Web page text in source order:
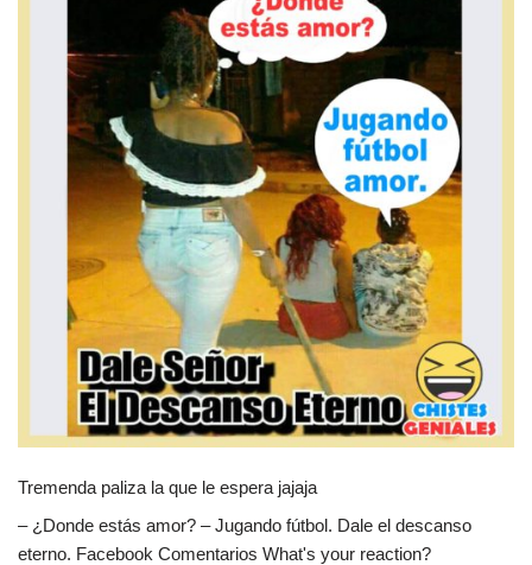
Tremenda paliza la que le espera jajaja
– ¿Donde estás amor? – Jugando fútbol. Dale el descanso
eterno. Facebook Comentarios What's your reaction?